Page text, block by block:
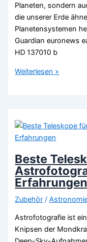
Planeten, sondern
die unserer Erde
Planetensystemen
Guardian euronews
HD 137010 b
Neu
Ein
aufregender
Blick
in
ferne
Welten
Weiterlesen »
Beste
Erfahrungen
Zubehör /
Astrofotografie ist
Knipsen der